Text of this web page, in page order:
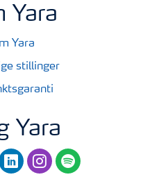
Yara
Yara
stillinger
Yara
instagram
spotify